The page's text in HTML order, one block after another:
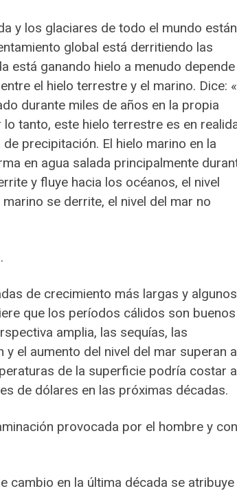
y los glaciares de todo el mundo están
global está derritiendo las
está ganando hielo a menudo depende
el hielo terrestre y el marino. Dice:
durante miles de años en la propia
tanto, este hielo terrestre es en
precipitación. El hielo marino en la
en agua salada principalmente
y fluye hacia los océanos, el nivel
se derrite, el nivel del mar no
de crecimiento más largas y algunos
que los períodos cálidos son buenos
amplia, las sequías, las
el aumento del nivel del mar superan a
de la superficie podría costar
de dólares en las próximas décadas.
provocada por el hombre y con
cambio en la última década se atribuye